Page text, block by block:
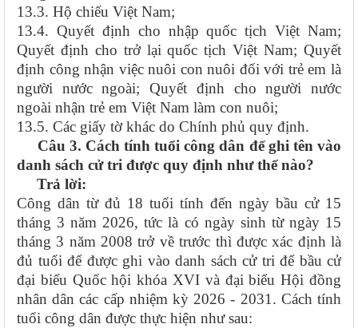
13.3. Hộ chiếu Việt Nam;
13.4. Quyết định cho nhập quốc tịch Việt Nam;
Quyết định cho trở lại quốc tịch Việt Nam; Quyết
định công nhận việc nuôi con nuôi đối với trẻ em là
người nước ngoài; Quyết định cho người nước
ngoài nhận trẻ em Việt Nam làm con nuôi;
13.5. Các giấy tờ khác do Chính phủ quy định.
Câu 3. Cách tính tuổi công dân để ghi tên vào
danh sách cử tri được quy định như thế nào?
Trả lời:
Công dân từ đủ 18 tuổi tính đến ngày bầu cử 15
tháng 3 năm 2026, tức là có ngày sinh từ ngày 15
tháng 3 năm 2008 trở về trước thì được xác định là
đủ tuổi để được ghi vào danh sách cử tri để bầu cử
đại biểu Quốc hội khóa XVI và đại biểu Hội đồng
nhân dân các cấp nhiệm kỳ 2026 - 2031. Cách tính
tuổi công dân được thực hiện như sau: